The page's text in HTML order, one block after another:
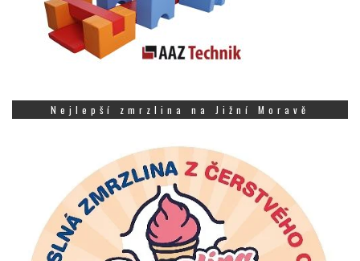
Nejlepší zmrzlina na Jižní Moravě